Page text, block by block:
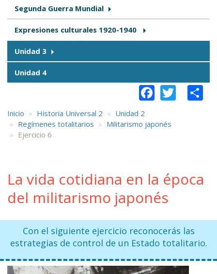
Segunda Guerra Mundial
Expresiones culturales 1920-1940
Unidad 3
Unidad 4
Inicio Historia Universal 2
Unidad 2
Regímenes totalitarios
Militarismo japonés
Ejercicio 6
La vida cotidiana en la época
del militarismo japonés
Con el siguiente ejercicio reconocerás las
estrategias de control de un Estado totalitario.